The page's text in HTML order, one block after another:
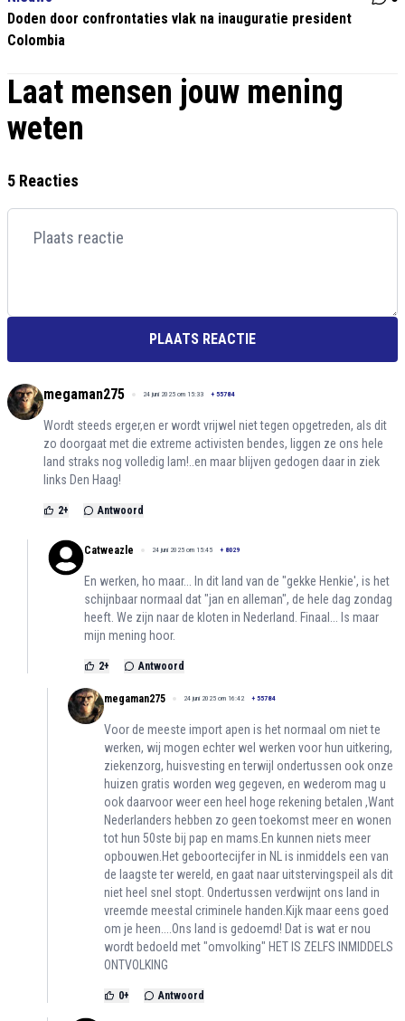
Doden door confrontaties vlak na inauguratie president
Colombia
Laat mensen jouw mening
weten
5 Reacties
PLAATS REACTIE
megaman275 24 juni 2025 om 15:33 + 55784
Wordt steeds erger,en er wordt vrijwel niet tegen opgetreden, als dit
zo doorgaat met die extreme activisten bendes, liggen ze ons hele
land straks nog volledig lam!..en maar blijven gedogen daar in ziek
links Den Haag!
2+ Antwoord
Catweazle 24 juni 2025 om 15:45 + 8029
En werken, ho maar... In dit land van de "gekke Henkie', is het
schijnbaar normaal dat "jan en alleman", de hele dag zondag
heeft. We zijn naar de kloten in Nederland. Finaal... Is maar
mijn mening hoor.
2+ Antwoord
megaman275 24 juni 2025 om 16:42 + 55784
Voor de meeste import apen is het normaal om niet te
werken, wij mogen echter wel werken voor hun uitkering,
ziekenzorg, huisvesting en terwijl ondertussen ook onze
huizen gratis worden weg gegeven, en wederom mag u
ook daarvoor weer een heel hoge rekening betalen ,Want
Nederlanders hebben zo geen toekomst meer en wonen
tot hun 50ste bij pap en mams.En kunnen niets meer
opbouwen.Het geboortecijfer in NL is inmiddels een van
de laagste ter wereld, en gaat naar uitstervingspeil als dit
niet heel snel stopt. Ondertussen verdwijnt ons land in
vreemde meestal criminele handen.Kijk maar eens goed
om je heen....Ons land is gedoemd! Dat is wat er nou
wordt bedoeld met "omvolking" HET IS ZELFS INMIDDELS
ONTVOLKING
0+ Antwoord